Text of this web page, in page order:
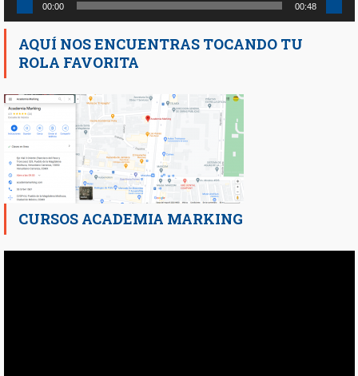
00:00 00:48
AQUÍ NOS ENCUENTRAS TOCANDO TU
ROLA FAVORITA
CURSOS ACADEMIA MARKING